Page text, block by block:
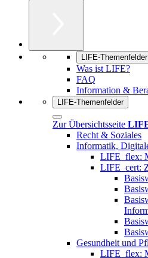
LIFE-Themenfelder
Was ist LIFE?
FAQ
Information &
LIFE-Themenfelder
Zur Übersichtsseite
Recht & Soziales
Informatik,
LIFE_flex:
LIFE_cert:
Gesundheit und
LIFE_flex: